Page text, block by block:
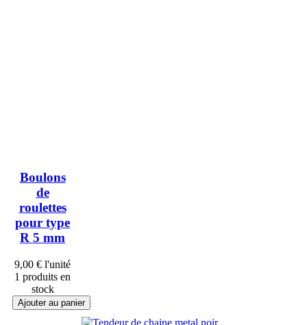
Boulons
de
roulettes
pour type
R 5 mm
9,00 € l'unité
1 produits en
stock